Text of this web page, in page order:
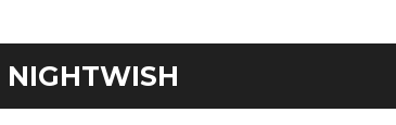
NIGHTWISH